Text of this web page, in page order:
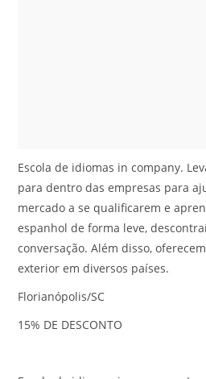
Escola de idiomas in company.
para dentro das empresas para
mercado a se qualificarem e
espanhol de forma leve,
conversação. Além disso,
exterior em diversos países.
Florianópolis/SC
15% DE DESCONTO